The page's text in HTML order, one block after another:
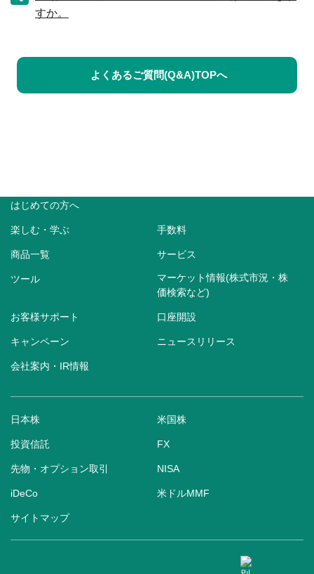
すか。
よくあるご質問(Q&A)TOPへ
はじめての方へ
楽しむ・学ぶ 手数料
商品一覧 サービス
ツール
マーケット情報(株式市況・株
価検索など)
お客様サポート 口座開設
キャンペーン ニュースリリース
会社案内・IR情報
日本株 米国株
投資信託 FX
先物・オプション取引 NISA
iDeCo 米ドルMMF
サイトマップ